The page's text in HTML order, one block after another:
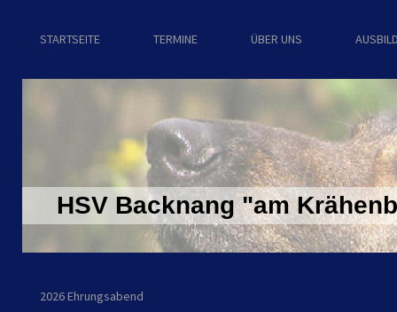
STARTSEITE TERMINE ÜBER UNS
HSV Backnang "am
2026 Ehrungsabend